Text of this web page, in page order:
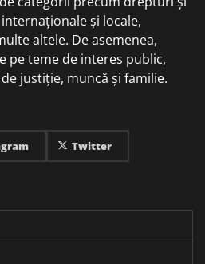
și locale,
altele. De asemenea,
pe teme de interes public,
justiție, muncă și familie.
Twitter